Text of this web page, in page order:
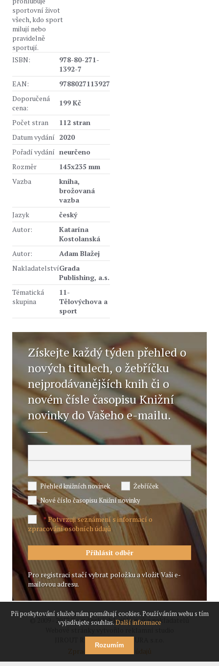
sportovní život
všech, kdo sport
milují nebo
pravidelně
sportují.
ISBN:
978-80-271-
1392-7
EAN:
9788027113927
Doporučená
cena:
199 Kč
Počet stran
112 stran
Datum vydání 2020
Pořadí vydání neurčeno
Rozměr
145x235 mm
Vazba
kniha,
brožovaná
vazba
Jazyk
český
Autor:
Katarína
Kostolanská
Autor:
Adam Blažej
NakladatelstvíGrada
Publishing, a.s.
Tématická
skupina
11-
Tělovýchova a
sport
Získejte každý týden přehled o
nových titulech, o žebříčku
nejprodávanějších knih či o
novém čísle časopisu Knižní
novinky do Vašeho e-mailu.
Přehled knižních novinek
Žebříček
Nové číslo časopisu Knižní novinky
*Potvrzuji seznámení s informací o
zpracování osobních údajů
Pro registraci stačí vybrat položku a vložit Vaši e-
mailovou adresu.
© 2009 - 2017 Svaz českých knihkupců a nakladatelů
JIROUT REKLANÍ AGENTURA s.r.o.
Zpracování osobních údajů
Při poskytování služeb nám pomáhají cookies. Používáním webu s tím
vyjadřujete souhlas.Další informace
Rozumím